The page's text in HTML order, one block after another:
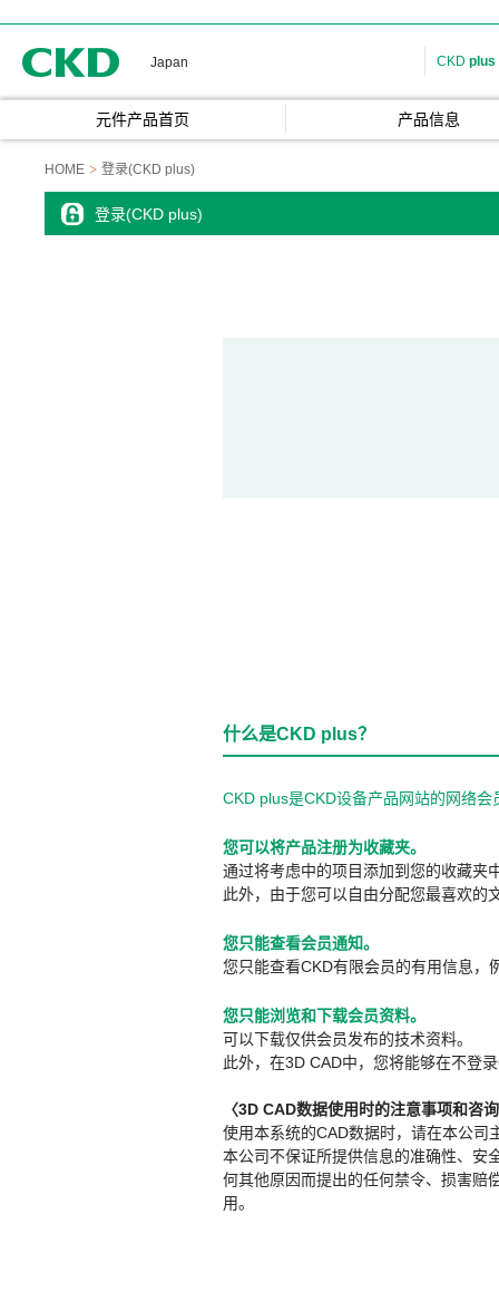
Japan CKD plus
元件产品首页 产品信息
HOME 登录(CKD plus)
登录(CKD plus)
什么是CKD plus？
CKD plus是CKD设备产品网站的网络
您可以将产品注册为收藏夹。
通过将考虑中的项目添加到您的收藏夹
此外，由于您可以自由分配您最喜欢的
您只能查看会员通知。
您只能查看CKD有限会员的有用信息，
您只能浏览和下载会员资料。
可以下载仅供会员发布的技术资料。
此外，在3D CAD中，您将能够在不登
〈3D CAD数据使用时的注意事项和咨
使用本系统的CAD数据时，请在本公司
本公司不保证所提供信息的准确性、安
何其他原因而提出的任何禁令、损害赔
用。